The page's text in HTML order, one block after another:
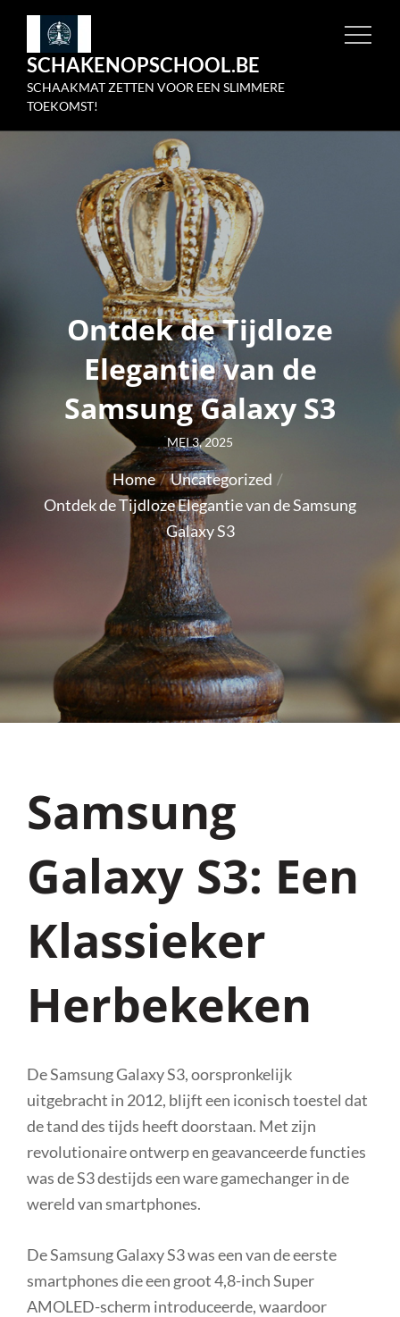
Skip
contentSCHAKENOPSCHOOL.BE
SCHAAKMAT ZETTEN VOOR EEN SLIMMERE
TOEKOMST!
Ontdek de Tijdloze
Elegantie van de
Samsung Galaxy S3
Posted
on
MEI 3, 2025
Home
Uncategorized
Ontdek de Tijdloze Elegantie van de Samsung
Galaxy S3
Samsung
Galaxy S3: Een
Klassieker
Herbekeken
De Samsung Galaxy S3, oorspronkelijk
uitgebracht in 2012, blijft een iconisch toestel dat
de tand des tijds heeft doorstaan. Met zijn
revolutionaire ontwerp en geavanceerde functies
was de S3 destijds een ware gamechanger in de
wereld van smartphones.
De Samsung Galaxy S3 was een van de eerste
smartphones die een groot 4,8-inch Super
AMOLED-scherm introduceerde, waardoor